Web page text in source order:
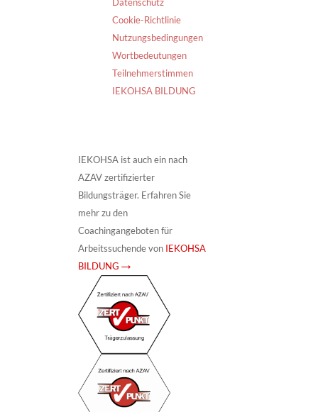
Cookie-Richtlinie
Nutzungsbedingungen
Wortbedeutungen
Teilnehmerstimmen
IEKOHSA BILDUNG
IEKOHSA ist auch ein nach
AZAV zertifizierter
Bildungsträger. Erfahren Sie
mehr zu den
Coachingangeboten für
Arbeitssuchende von IEKOHSA
BILDUNG →